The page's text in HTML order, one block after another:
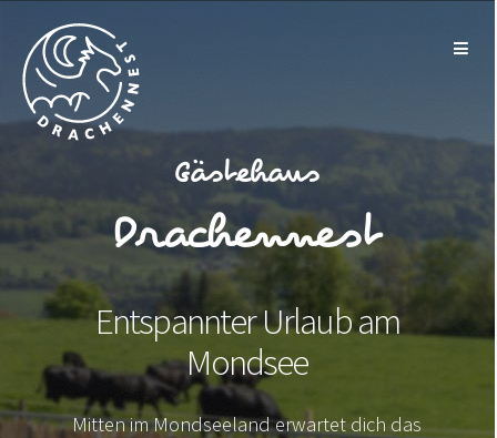
Gästehaus
Drachennest
Entspannter Urlaub am
Mondsee
Mitten im Mondseeland erwartet dich das